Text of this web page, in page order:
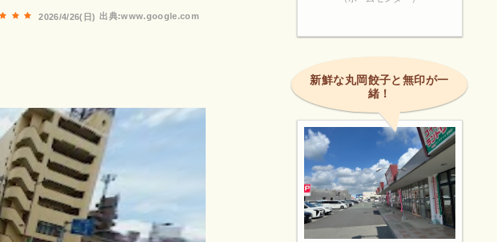
出典:www.google.com
2026/4/26(日)
新鮮な丸岡餃子と無印が一
緒！